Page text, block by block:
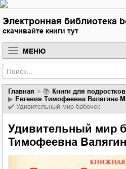
Электронная библиотека
скачивайте книги тут
МЕНЮ
Главная 📚
книги для подростков
▶ Евгения Тимофеевна Валягина-
✔️ Удивительный мир бабочек
Удивительный мир
Тимофеевна